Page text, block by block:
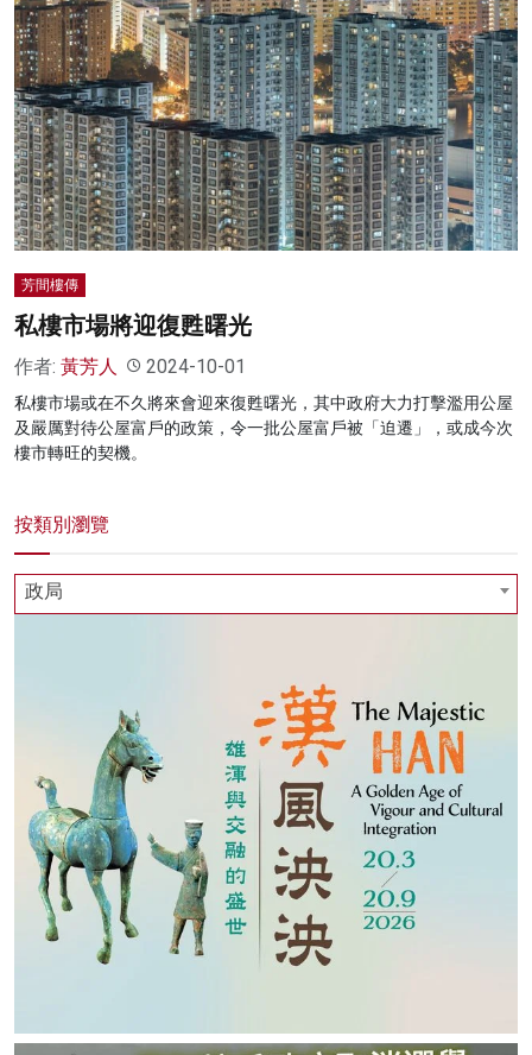
科技
影片
名家榜
灼見活動
關於我們
芳間樓傳
私樓市場將迎復甦曙光
作者: 黃芳人 2024-10-01
私樓市場或在不久將來會迎來復甦曙光，其中政府大力打擊濫用公屋
及嚴厲對待公屋富戶的政策，令一批公屋富戶被「迫遷」，或成今次
樓市轉旺的契機。
按類別瀏覽
政局